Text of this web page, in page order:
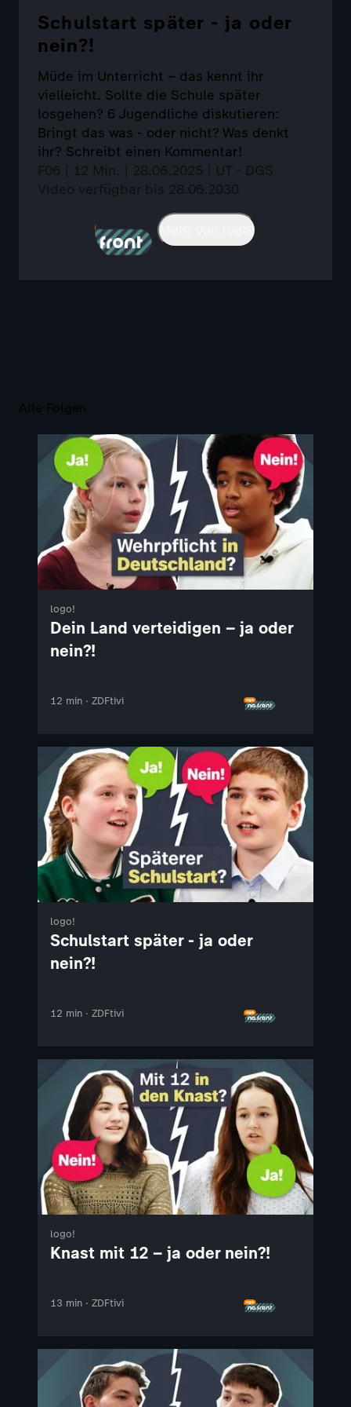
Schulstart später - ja oder
nein?!
Müde im Unterricht – das kennt ihr
vielleicht. Sollte die Schule später
losgehen? 6 Jugendliche diskutieren:
Bringt das was - oder nicht? Was denkt
ihr? Schreibt einen Kommentar!
F06 | 12 Min. | 28.06.2025 | UT - DGS
Video verfügbar bis 28.06.2030
Mehr von logo!
Alle Folgen
logo!
Dein Land verteidigen – ja oder
nein?!
12 min · ZDFtivi
logo!
Schulstart später - ja oder
nein?!
12 min · ZDFtivi
logo!
Knast mit 12 – ja oder nein?!
13 min · ZDFtivi